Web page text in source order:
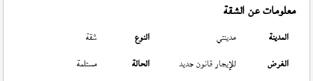
معلومات عن الشقة
المدينة مدينتي النوع
شقة
الغرض
للإيجار قانون جديد الحالة
مستلمة